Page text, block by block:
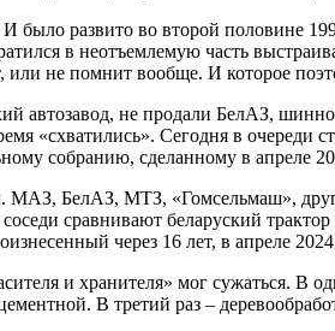
было развито во второй половине
в неотъемлемую часть
не помнит вообще. И которое
не продали БелАЗ,
«схватились». Сегодня в очереди
собранию, сделанному в апреле
БелАЗ, МТЗ, «Гомсельмаш»,
сравнивают беларуский
через 16 лет, в апреле 2024
и хранителя» мог сужаться. В
В третий раз –